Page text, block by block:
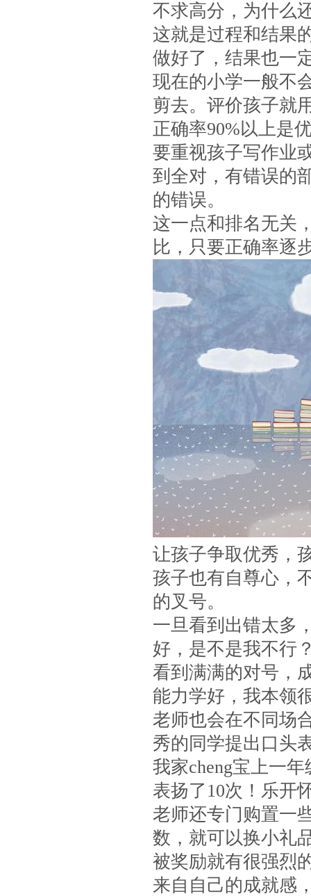
不求高分，为什么
这就是过程和结果
做好了，结果也一
现在的小学一般不
剪去。评价孩子就
正确率90%以上是
要重视孩子写作业
到全对，有错误的
的错误。
这一点和排名无关
比，只要正确率逐
让孩子争取优秀，
孩子也有自尊心，
的叉号。
一旦看到出错太多
好，是不是我不行
看到满满的对号，
能力学好，我本领
老师也会在不同场
秀的同学提出口头
我家cheng宝上一
表扬了10次！乐开
老师还专门购置一
数，就可以换小礼
被奖励就有很强烈
来自自己的成就感